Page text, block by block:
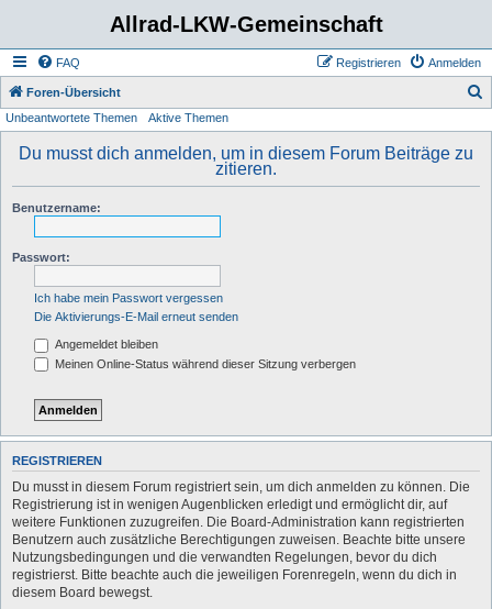
Allrad-LKW-Gemeinschaft
FAQ Anmelden
Registrieren
Foren-Übersicht
Unbeantwortete Themen Aktive Themen
Du musst dich anmelden, um in diesem Forum Beiträge zu
zitieren.
Benutzername:
Passwort:
Ich habe mein Passwort vergessen
Die Aktivierungs-E-Mail erneut senden
Angemeldet bleiben
Meinen Online-Status während dieser Sitzung verbergen
REGISTRIEREN
Du musst in diesem Forum registriert sein, um dich anmelden zu können. Die
Registrierung ist in wenigen Augenblicken erledigt und ermöglicht dir, auf
weitere Funktionen zuzugreifen. Die Board-Administration kann registrierten
Benutzern auch zusätzliche Berechtigungen zuweisen. Beachte bitte unsere
Nutzungsbedingungen und die verwandten Regelungen, bevor du dich
registrierst. Bitte beachte auch die jeweiligen Forenregeln, wenn du dich in
diesem Board bewegst.